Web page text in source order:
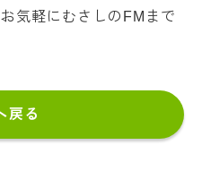
気軽にむさしのFMまで
戻る